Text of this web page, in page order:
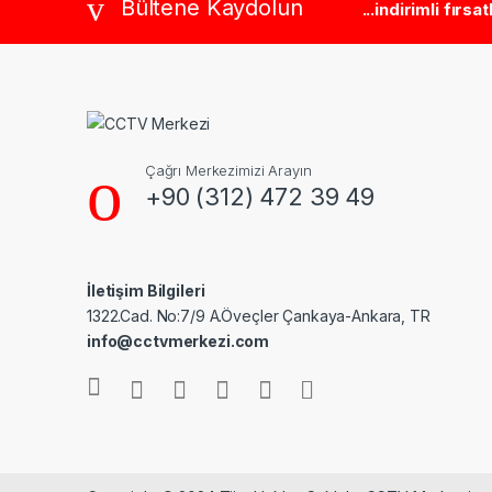
Bültene Kaydolun ...indirimli
Çağrı Merkezimizi Arayın
+90 (312) 472 39 49
İletişim Bilgileri
1322.Cad. No:7/9 A.Öveçler Çankaya-Ankara, TR
info@cctvmerkezi.com